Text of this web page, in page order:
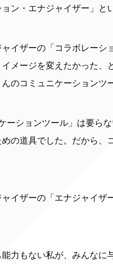
ン・エナジャイザー」と
イザーの「コラボレーシ
メージを変えたかった
のコミュニケーションツ
ーションツール」は要ら
の道具でした。だから、
イザーの「エナジャイ
力もない私が、みんなに